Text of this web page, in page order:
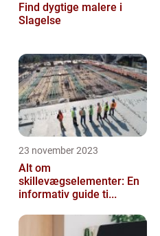
Find dygtige malere i
Slagelse
23 november 2023
Alt om
skillevægselementer: En
informativ guide ti...